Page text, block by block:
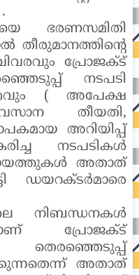
ഭരണസമിതി
തീരുമാനത്തിന്റെ
പ്രോജക്ട്
നടപടി
( അപേക്ഷ
തീയതി,
അറിയിപ്പ്
നടപടികൾ
അതാത്
ഡയറക്ടർമാരെ
നിബന്ധനകൾ
പ്രോജക്ട്
തെരഞ്ഞെടുപ്പ്
അതാത്